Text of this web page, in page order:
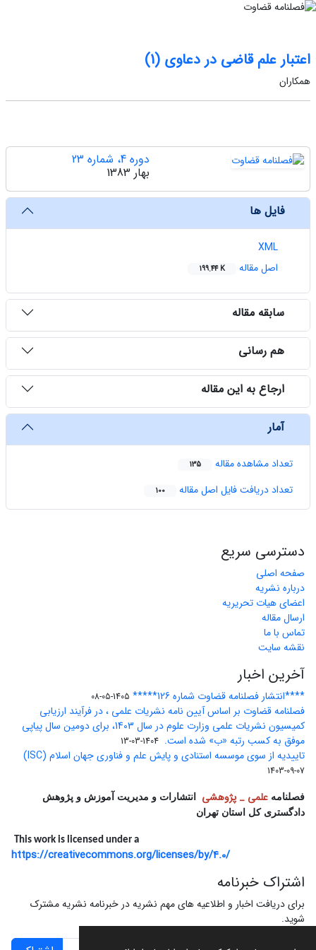
اعتبار علم قاضی در دعاوی (1)
همکاران
دوره 4، شماره 23
بهار 1383
فایل ها
XML
اصل مقاله
199.44 K
سابقه مقاله
هم رسانی
ارجاع به این مقاله
آمار
تعداد مشاهده مقاله 135
تعداد دریافت فایل اصل مقاله 100
دسترسی سریع
صفحه اصلی
درباره نشریه
اعضای هیات تحریریه
ارسال مقاله
تماس با ما
نقشه سایت
آخرین اخبار
****انتشار فصلنامه قضاوت شماره 126***** 1405-05-08
فصلنامه قضاوت بر اساس آیین نامه نشریات علمی ، در فرآیند ارزیابی
کمیسیون نشریات علمی وزارت علوم در سال 1403، برای دومین سال پیاپی
موفق به کسب رتبه «ب» شده است. 1404-03-13
تاییدیه از سوی موسسه استنادی و پایش علم و فناوری جهان اسلام (ISC)
1403-09-07
فصلنامه علمی _ پژوهشی
انتشارات و مدیریت آموزش و پژوهش
دادگستری کل استان تهران
This work is licensed under a
https://creativecommons.org/licenses/by/4.0/
اشتراک خبرنامه
برای دریافت اخبار و اطلاعیه های مهم نشریه در خبرنامه نشریه مشترک
شوید.